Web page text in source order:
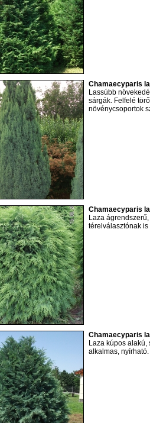
Chamaecyparis
Lassúbb
sárgák. Felfelé
növénycsoportok
Chamaecyparis
Laza
térelválasztónak
Chamaecyparis
Laza kúpos
alkalmas, nyírható.